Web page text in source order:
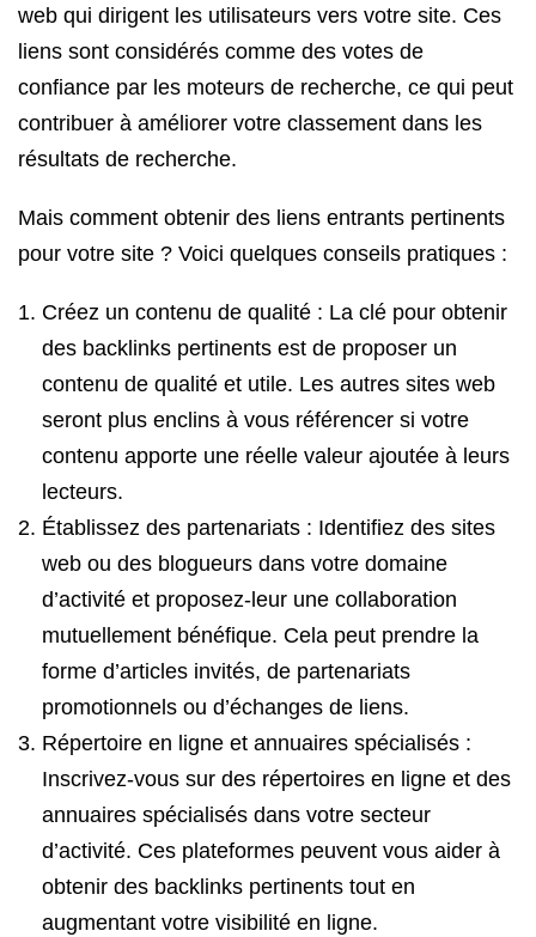
web qui dirigent les utilisateurs vers votre site. Ces
liens sont considérés comme des votes de
confiance par les moteurs de recherche, ce qui peut
contribuer à améliorer votre classement dans les
résultats de recherche.
Mais comment obtenir des liens entrants pertinents
pour votre site ? Voici quelques conseils pratiques :
Créez un contenu de qualité : La clé pour obtenir
des backlinks pertinents est de proposer un
contenu de qualité et utile. Les autres sites web
seront plus enclins à vous référencer si votre
contenu apporte une réelle valeur ajoutée à leurs
lecteurs.
Établissez des partenariats : Identifiez des sites
web ou des blogueurs dans votre domaine
d’activité et proposez-leur une collaboration
mutuellement bénéfique. Cela peut prendre la
forme d’articles invités, de partenariats
promotionnels ou d’échanges de liens.
Répertoire en ligne et annuaires spécialisés :
Inscrivez-vous sur des répertoires en ligne et des
annuaires spécialisés dans votre secteur
d’activité. Ces plateformes peuvent vous aider à
obtenir des backlinks pertinents tout en
augmentant votre visibilité en ligne.